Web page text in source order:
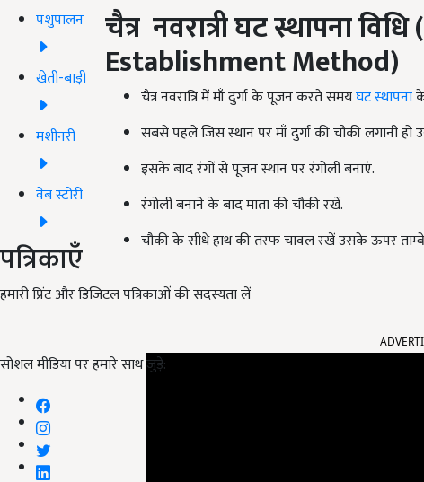
पशुपालन
खेती-बाड़ी
मशीनरी
वेब स्टोरी
पत्रिकाएँ
हमारी प्रिंट और डिजिटल पत्रिकाओं की सदस्यता लें
सोशल मीडिया पर हमारे साथ जुड़ें:
चैत्र नवरात्रीघटस्थापनाविधि
Establishment Method)
चैत्र नवरात्रि में माँ दुर्गा के पूजन करते समयघट स्थापना
सबसे पहले जिस स्थान पर माँ दुर्गा की चौकी लगानी
इसके बाद रंगों से पूजन स्थान पर रंगोली बनाएं.
रंगोली बनाने के बाद माता की चौकी रखें.
चौकी के सीधे हाथ की तरफ चावल रखें उसके ऊपर